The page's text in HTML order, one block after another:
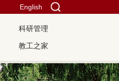
English
科研管理
教工之家